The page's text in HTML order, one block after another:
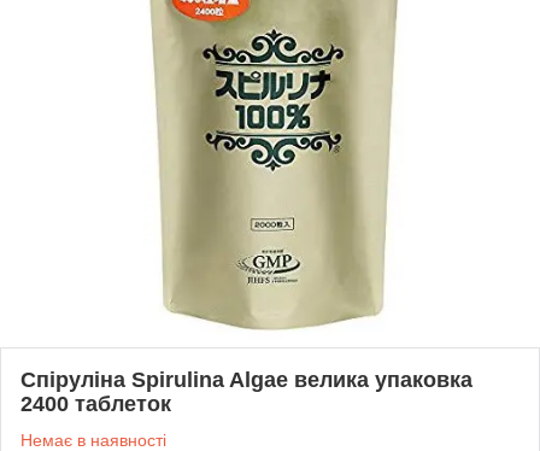
Спіруліна Spirulina Algae велика упаковка
2400 таблеток
Немає в наявності